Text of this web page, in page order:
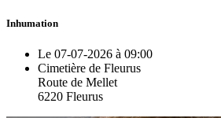
Inhumation
Le 07-07-2026 à 09:00
Cimetière de Fleurus
Route de Mellet
6220 Fleurus